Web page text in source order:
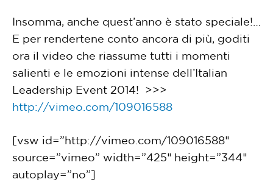
Insomma, anche quest’anno è stato speciale!…
E per rendertene conto ancora di più, goditi
ora il video che riassume tutti i momenti
salienti e le emozioni intense dell’Italian
Leadership Event 2014! >>>
http://vimeo.com/109016588
[vsw id=”http://vimeo.com/109016588″
source=”vimeo” width=”425″ height=”344″
autoplay=”no”]